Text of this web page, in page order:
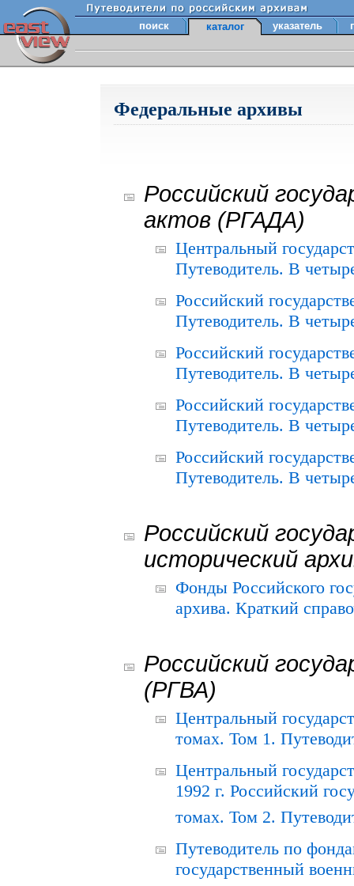
поиск каталог указатель
Федеральные архивы
Российский
актов (РГАДА)
Центральный
Путеводитель. В
Российский
Путеводитель. В
Российский
Путеводитель. В
Российский
Путеводитель. В
Российский
Путеводитель. В
Российский
исторический
Фонды Российского
архива. Краткий
Российский
(РГВА)
Центральный
томах. Том 1.
Центральный
1992 г. Российский
томах. Том 2.
Путеводитель по
государственный